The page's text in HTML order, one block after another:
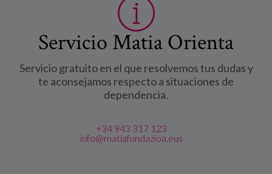
Servicio Matia Orienta
Servicio gratuito en el que resolvemos tus dudas y
te aconsejamos respecto a situaciones de
dependencia.
+34 943 317 123
info@matiafundazioa.eus